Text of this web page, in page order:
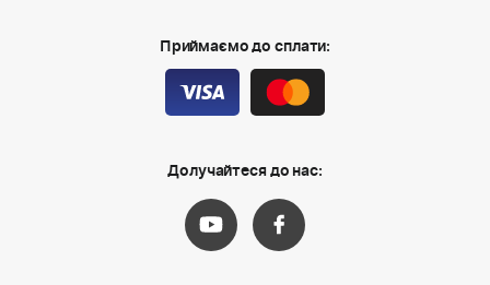
Приймаємо до сплати:
Долучайтеся до нас: